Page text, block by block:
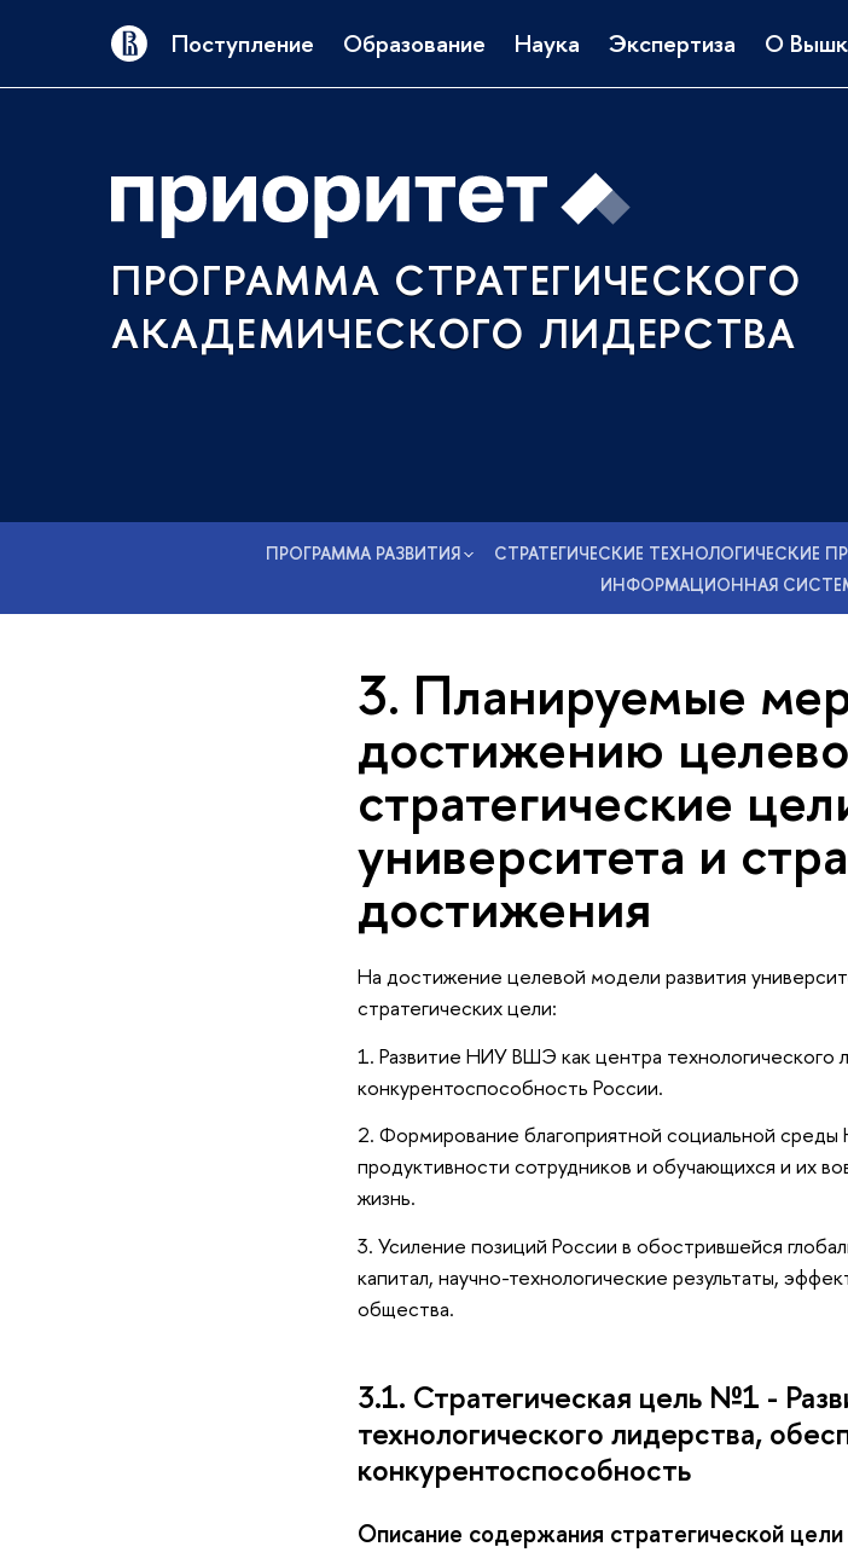
Поступление Образование Наука Экспертиза О
ПРОГРАММА СТРАТЕГИЧЕСКОГО
АКАДЕМИЧЕСКОГО ЛИДЕРСТВА
ПРОГРАММА РАЗВИТИЯ СТРАТЕГИЧЕСКИЕ ТЕХНОЛОГИЧЕСКИЕ
ИНФОРМАЦИОННАЯ
3. Планируемые
достижению
стратегические
университета и
достижения
На достижение целевой модели развития
стратегических цели:
1. Развитие НИУ ВШЭ как центра технологического
конкурентоспособность России.
2. Формирование благоприятной социальной
продуктивности сотрудников и обучающихся и их
жизнь.
3. Усиление позиций России в обострившейся
капитал, научно-технологические результаты,
общества.
3.1. Стратегическая цель №1 -
технологического лидерства,
конкурентоспособность
Описание содержания стратегической цели